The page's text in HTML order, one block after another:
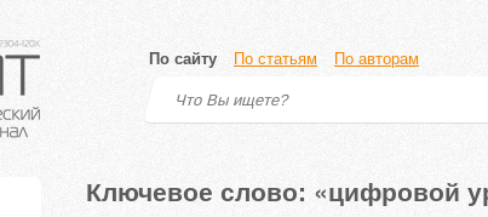
По сайту По статьям По авторам
Ключевое слово: «цифровой